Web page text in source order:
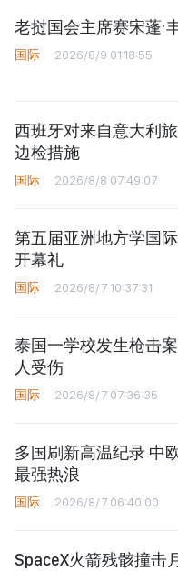
老挝国会主席赛宋蓬·
国际 2026/8/9 01:18:55
西班牙对来自意大利
边检措施
国际 2026/8/8 07:49:07
第五届亚洲地方学国
开幕礼
国际 2026/8/7 10:37:31
泰国一学校发生枪击
人受伤
国际 2026/8/7 07:36:35
多国刷新高温纪录 中
最强热浪
国际 2026/8/7 06:40:00
SpaceX火箭残骸撞击